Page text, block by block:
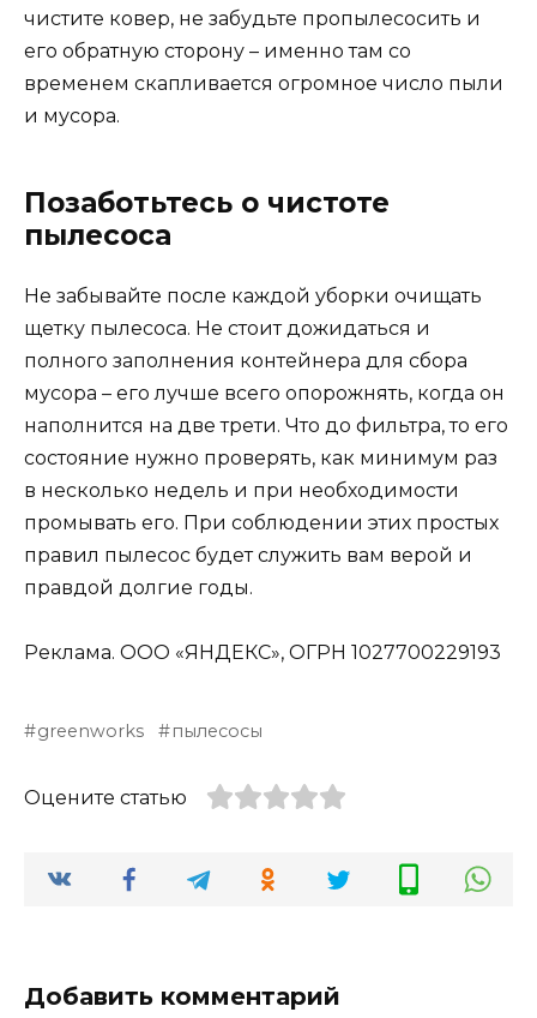
чистите ковер, не забудьте пропылесосить и
его обратную сторону – именно там со
временем скапливается огромное число пыли
и мусора.
Позаботьтесь о чистоте
пылесоса
Не забывайте после каждой уборки очищать
щетку пылесоса. Не стоит дожидаться и
полного заполнения контейнера для сбора
мусора – его лучше всего опорожнять, когда он
наполнится на две трети. Что до фильтра, то его
состояние нужно проверять, как минимум раз
в несколько недель и при необходимости
промывать его. При соблюдении этих простых
правил пылесос будет служить вам верой и
правдой долгие годы.
Реклама. ООО «ЯНДЕКС», ОГРН 1027700229193
greenworks пылесосы
Оцените статью
Добавить комментарий